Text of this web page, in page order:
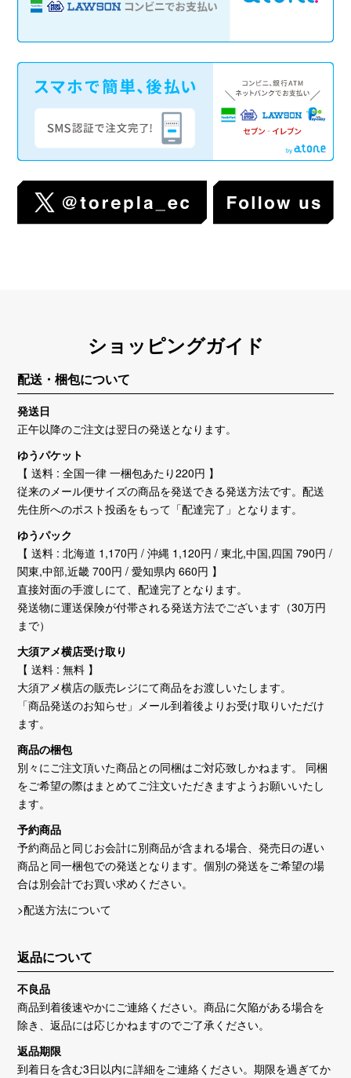
ショッピングガイド
配送・梱包について
発送日
正午以降のご注文は翌日の発送となります。
ゆうパケット
【 送料 : 全国一律 一梱包あたり220円 】
従来のメール便サイズの商品を発送できる発送方法です。配送
先住所へのポスト投函をもって「配達完了」となります。
ゆうパック
【 送料 : 北海道 1,170円 / 沖縄 1,120円 / 東北,中国,四国 790円 /
関東,中部,近畿 700円 / 愛知県内 660円 】
直接対面の手渡しにて、配達完了となります。
発送物に運送保険が付帯される発送方法でございます（30万円
まで）
大須アメ横店受け取り
【 送料 : 無料 】
大須アメ横店の販売レジにて商品をお渡しいたします。
「商品発送のお知らせ」メール到着後よりお受け取りいただけ
ます。
商品の梱包
別々にご注文頂いた商品との同梱はご対応致しかねます。 同梱
をご希望の際はまとめてご注文いただきますようお願いいたし
ます。
予約商品
予約商品と同じお会計に別商品が含まれる場合、発売日の遅い
商品と同一梱包での発送となります。個別の発送をご希望の場
合は別会計でお買い求めください。
>配送方法について
返品について
不良品
商品到着後速やかにご連絡ください。商品に欠陥がある場合を
除き、返品には応じかねますのでご了承ください。
返品期限
到着日を含む3日以内に詳細をご連絡ください。期限を過ぎてか